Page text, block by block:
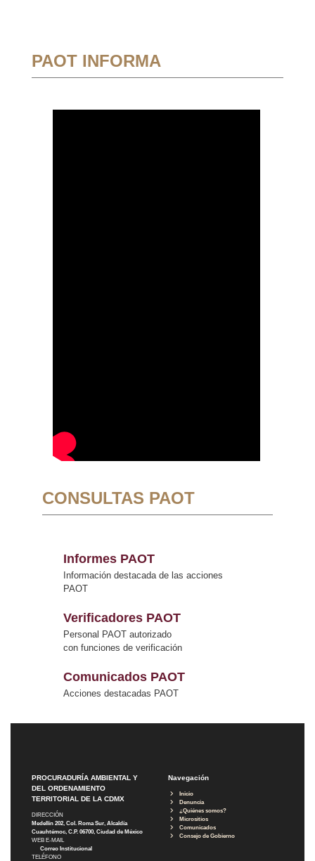
PAOT INFORMA
CONSULTAS PAOT
Informes PAOT
Información destacada de las acciones
PAOT
Verificadores PAOT
Personal PAOT autorizado
con funciones de verificación
Comunicados PAOT
Acciones destacadas PAOT
PROCURADURÍA AMBIENTAL Y
DEL ORDENAMIENTO
TERRITORIAL DE LA CDMX
DIRECCIÓN
Medellín 202, Col. Roma Sur, Alcaldía
Cuauhtémoc, C.P. 06700, Ciudad de México
WEB E-MAIL
Correo Institucional
TELÉFONO
Navegación
Inicio
Denuncia
¿Quiénes somos?
Micrositios
Comunicados
Consejo de Gobierno